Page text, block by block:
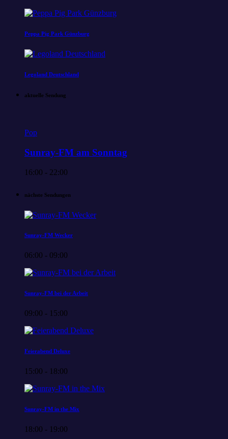
Peppa Pig Park Günzburg
Legoland Deutschland
aktuelle Sendung
Pop
Sunray-FM am Sonntag
16:00 - 22:00
nächste Sendungen
Sunray-FM Wecker
06:00 - 09:00
Sunray-FM bei der Arbeit
09:00 - 15:00
Feierabend Deluxe
15:00 - 18:00
Sunray-FM in the Mix
18:00 - 19:00